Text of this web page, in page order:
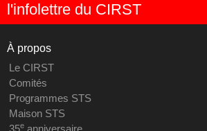
l'infolettre du CIRST
À propos
Le CIRST
Comités
Programmes STS
Maison STS
35eanniversaire